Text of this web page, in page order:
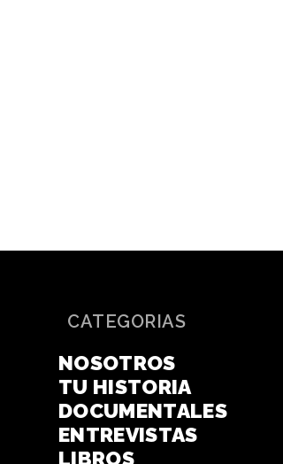
CATEGORIAS
NOSOTROS
TU HISTORIA
DOCUMENTALES
ENTREVISTAS
LIBROS